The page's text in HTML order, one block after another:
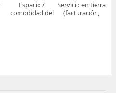
Espacio /
comodidad del
Servicio en tierra
(facturación,